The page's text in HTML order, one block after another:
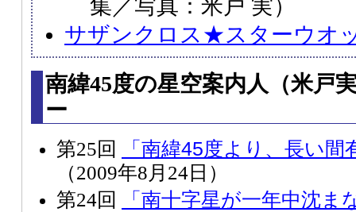
集／写真：米戸 実）
サザンクロス★スターウオ
南緯45度の星空案内人（米戸
ー
第25回 「南緯45度より、長い
（2009年8月24日）
第24回
「南十字星が一年中沈